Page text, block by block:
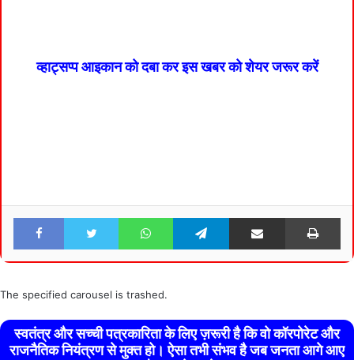
व्हाट्सप्प आइकान को दबा कर इस खबर को शेयर जरूर करें
Facebook Twitter WhatsApp Telegram Share via Email
The specified carousel is trashed.
स्वतंत्र और सच्ची पत्रकारिता के लिए ज़रूरी है कि वो कॉरपोरेट और
राजनैतिक नियंत्रण से मुक्त हो। ऐसा तभी संभव है जब जनता आगे आए